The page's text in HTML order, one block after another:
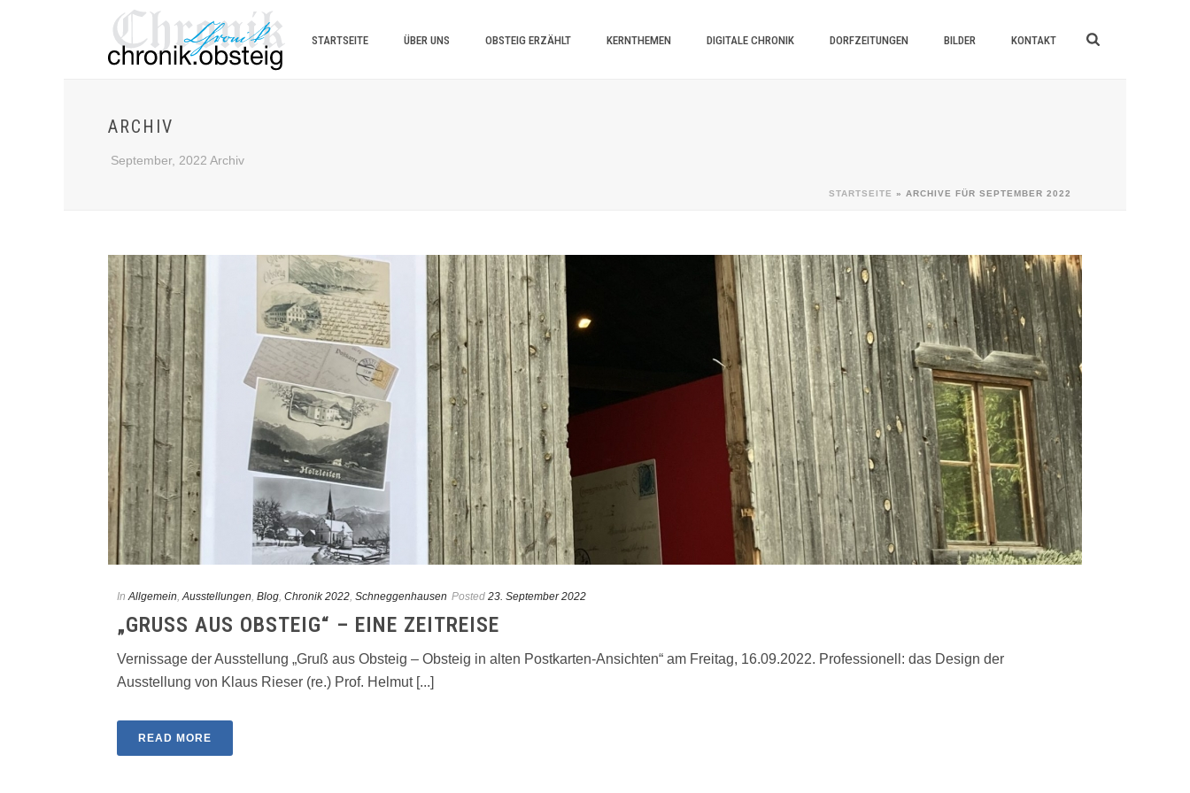
STARTSEITE ÜBER UNS OBSTEIG ERZÄHLT KERNTHEMEN DIGITALE CHRONIK DORFZEITUNGEN BILDER KONTAKT
ARCHIV
September, 2022 Archiv
STARTSEITE » ARCHIVE FÜR SEPTEMBER 2022
In Allgemein,Ausstellungen, Blog, Chronik 2022, Schneggenhausen Posted 23. September 2022
„GRUSS AUS OBSTEIG“ – EINE ZEITREISE
Vernissage der Ausstellung „Gruß aus Obsteig – Obsteig in alten Postkarten-Ansichten“ am Freitag, 16.09.2022. Professionell: das Design der
Ausstellung von Klaus Rieser (re.) Prof. Helmut [...]
READ MORE